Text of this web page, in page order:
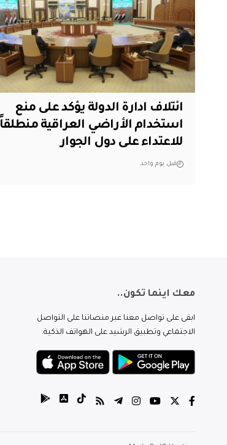
ائتلاف ادارة الدولة يؤكد على منع
استخدام الأراضي العراقية منطلقاً
للاعتداء على دول الجوار
قبل يوم واحد
معك اينما تكون..
ابقى على تواصل معنا عبر منصاتنا على التواصل
الاجتماعي وتطبيق الرشيد على الهواتف الذكية.